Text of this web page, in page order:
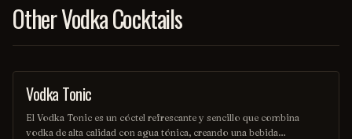
Other Vodka Cocktails
COCKTAIL
Vodka Tonic
El Vodka Tonic es un cóctel refrescante y sencillo que combina
vodka de alta calidad con agua tónica, creando una bebida